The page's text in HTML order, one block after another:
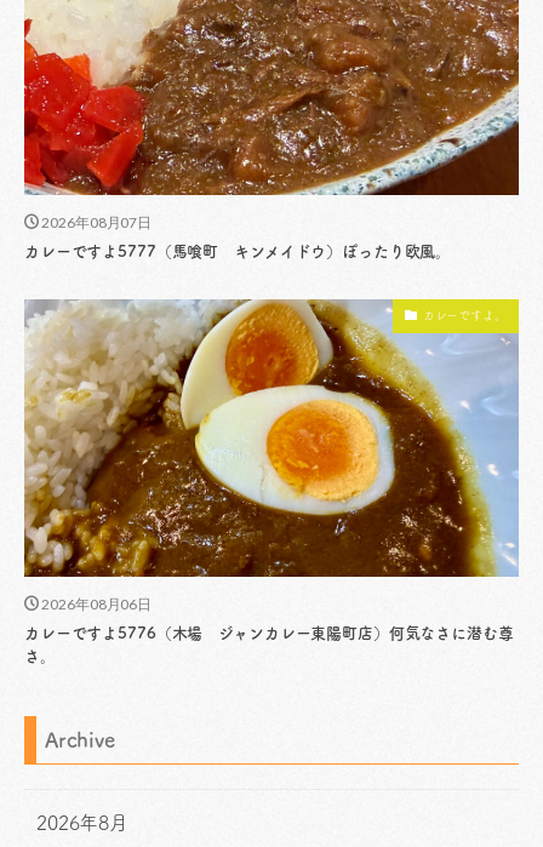
2026年08月07日
カレーですよ5777（馬喰町 キンメイドウ）ぽったり欧風。
カレーですよ。
2026年08月06日
カレーですよ5776（木場 ジャンカレー東陽町店）何気なさに潜む尊
さ。
Archive
2026年8月